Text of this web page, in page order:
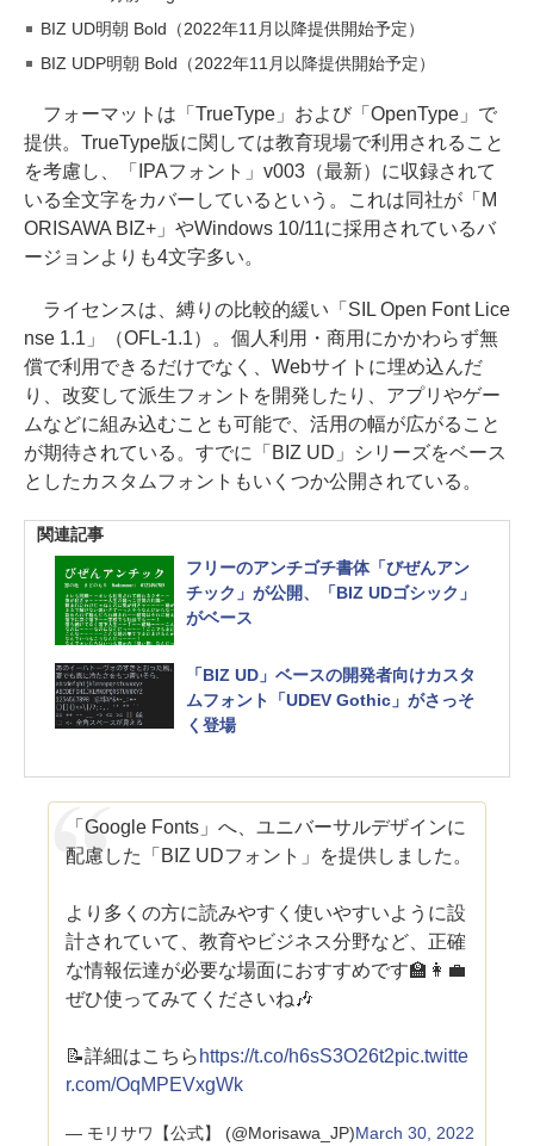
BIZ UD明朝 Bold（2022年11月以降提供開始予定）
BIZ UDP明朝 Bold（2022年11月以降提供開始予定）
フォーマットは「TrueType」および「OpenType」で
提供。TrueType版に関しては教育現場で利用されること
を考慮し、「IPAフォント」v003（最新）に収録されて
いる全文字をカバーしているという。これは同社が「M
ORISAWA BIZ+」やWindows 10/11に採用されているバ
ージョンよりも4文字多い。
ライセンスは、縛りの比較的緩い「SIL Open Font Lice
nse 1.1」（OFL-1.1）。個人利用・商用にかかわらず無
償で利用できるだけでなく、Webサイトに埋め込んだ
り、改変して派生フォントを開発したり、アプリやゲー
ムなどに組み込むことも可能で、活用の幅が広がること
が期待されている。すでに「BIZ UD」シリーズをベース
としたカスタムフォントもいくつか公開されている。
関連記事
フリーのアンチゴチ書体「びぜんアン
チック」が公開、「BIZ UDゴシック」
がベース
「BIZ UD」ベースの開発者向けカスタ
ムフォント「UDEV Gothic」がさっそ
く登場
「Google Fonts」へ、ユニバーサルデザインに
配慮した「BIZ UDフォント」を提供しました。
より多くの方に読みやすく使いやすいように設
計されていて、教育やビジネス分野など、正確
な情報伝達が必要な場面におすすめです🏫👩‍💼
ぜひ使ってみてくださいね🎶
📝詳細はこちら https://t.co/h6sS3O26t2pic.twitte
r.com/OqMPEVxgWk
— モリサワ【公式】 (@Morisawa_JP)March 30, 2022